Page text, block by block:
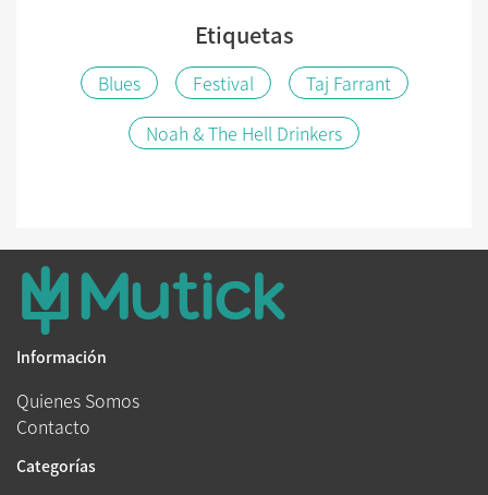
Etiquetas
Blues Festival
Taj Farrant
Noah & The Hell Drinkers
Información
Quienes Somos
Contacto
Categorías